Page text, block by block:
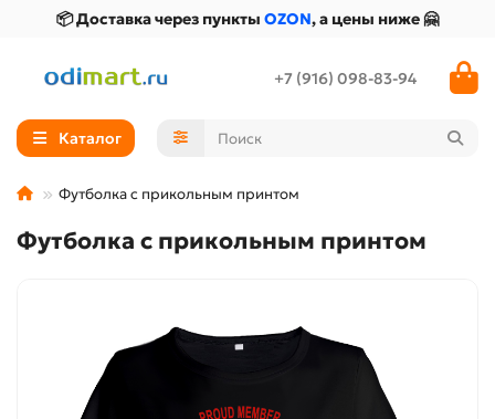
📦 Доставка через пункты OZON, а цены ниже 🤗
+7 (916) 098-83-94
Каталог
Футболка с прикольным принтом
Футболка с прикольным принтом